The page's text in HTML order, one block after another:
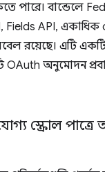
পারে। বান্ডেলে
API, একাধিক
রয়েছে। এটি
অনুমোদন
স্ক্রোল পাত্রে